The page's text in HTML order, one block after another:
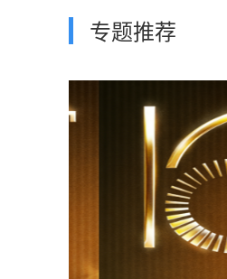
专题推荐